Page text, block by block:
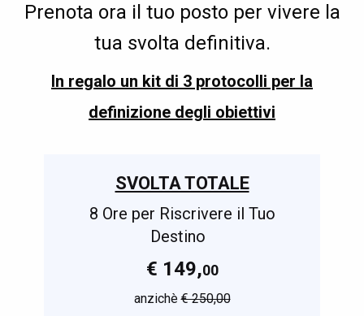
Prenota ora il tuo posto per vivere la
tua svolta definitiva.
In regalo un kit di 3 protocolli per la
definizione degli obiettivi
SVOLTA TOTALE
8 Ore per Riscrivere il Tuo
Destino
€ 149,00
anzichè€ 250,00